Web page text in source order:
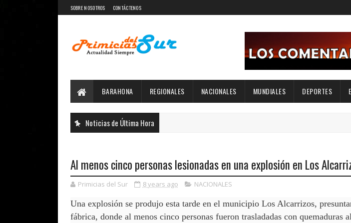
SOBRE NOSOTROS CONTÁCTENOS
BARAHONA REGIONALES NACIONALES MUNDIALES DEPORTES
Noticias de Última Hora
Al menos cinco personas lesionadas en una explosión en Los
Primicias del Sur 8 years ago NACIONALES
Una explosión se produjo esta tarde en el municipio Los Alcarrizos,
fábrica, donde al menos cinco personas fueron trasladadas con quemaduras